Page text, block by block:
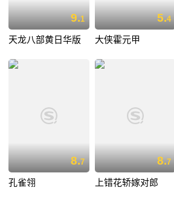
9.1
天龙八部黄日华版
5.4
大侠霍元甲
8.7
孔雀翎
8.7
上错花轿嫁对郎